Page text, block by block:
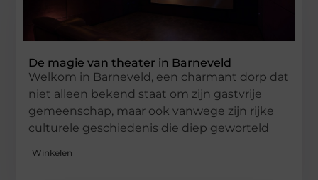
De magie van theater in Barneveld
Welkom in Barneveld, een charmant dorp dat
niet alleen bekend staat om zijn gastvrije
gemeenschap, maar ook vanwege zijn rijke
culturele geschiedenis die diep geworteld
Winkelen